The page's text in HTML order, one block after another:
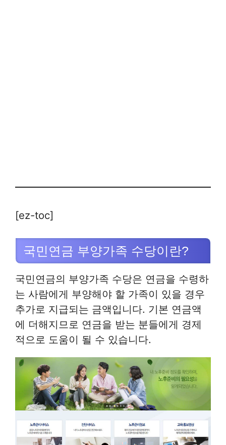
[ez-toc]
국민연금 부양가족 수당이란?
국민연금의 부양가족 수당은 연금을 수령하
는 사람에게 부양해야 할 가족이 있을 경우
추가로 지급되는 금액입니다. 기본 연금액
에 더해지므로 연금을 받는 분들에게 경제
적으로 도움이 될 수 있습니다.